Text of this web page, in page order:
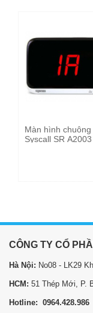
Màn hình chuông
Syscall SR A2003
CÔNG TY CỔ
Hà Nội: No08 - LK29
HCM: 51 Thép Mới, P.
Hotline: 0964.428.986